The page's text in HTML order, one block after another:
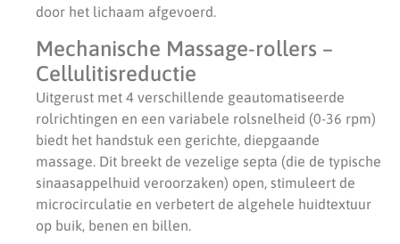
door het lichaam afgevoerd.
Mechanische Massage-rollers –
Cellulitisreductie
Uitgerust met 4 verschillende geautomatiseerde
rolrichtingen en een variabele rolsnelheid (0-36 rpm)
biedt het handstuk een gerichte, diepgaande
massage. Dit breekt de vezelige septa (die de typische
sinaasappelhuid veroorzaken) open, stimuleert de
microcirculatie en verbetert de algehele huidtextuur
op buik, benen en billen.